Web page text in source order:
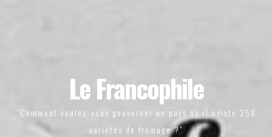
Le Francophile
"Comment voulez-vous gouverner un pays où il existe 258
variétés de fromage ?"